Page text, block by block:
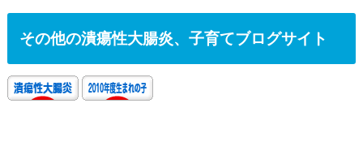
その他の潰瘍性大腸炎、子育てブログサイト